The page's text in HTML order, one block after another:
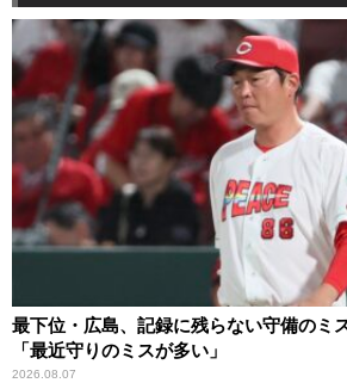
最下位・広島、記録に残らない守備の
「最近守りのミスが多い」
2026.08.07